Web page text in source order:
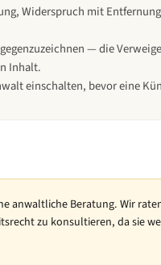
Widerspruch mit
— die
Inhalt.
einschalten, bevor eine
anwaltliche Beratung. Wir
zu konsultieren, da sie